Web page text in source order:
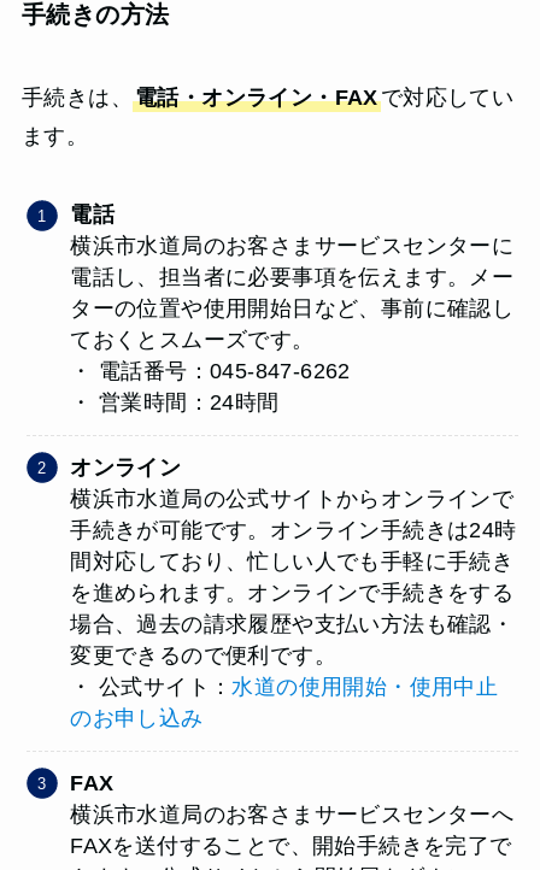
手続きの方法
手続きは、 電話・オンライン・FAXで対応してい
ます。
電話
横浜市水道局のお客さまサービスセンターに
電話し、担当者に必要事項を伝えます。メー
ターの位置や使用開始日など、事前に確認し
ておくとスムーズです。
・ 電話番号：045-847-6262
・ 営業時間：24時間
オンライン
横浜市水道局の公式サイトからオンラインで
手続きが可能です。オンライン手続きは24時
間対応しており、忙しい人でも手軽に手続き
を進められます。オンラインで手続きをする
場合、過去の請求履歴や支払い方法も確認・
変更できるので便利です。
・ 公式サイト：水道の使用開始・使用中止
のお申し込み
FAX
横浜市水道局のお客さまサービスセンターへ
FAXを送付することで、開始手続きを完了で